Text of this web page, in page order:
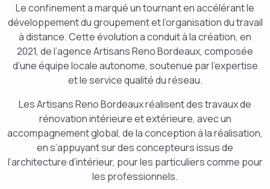
Le confinement a marqué un tournant en accélérant le
développement du groupement et l’organisation du travail
à distance. Cette évolution a conduit à la création, en
2021, de l’agence Artisans Reno Bordeaux, composée
d’une équipe locale autonome, soutenue par l’expertise
et le service qualité du réseau.
Les Artisans Reno Bordeaux réalisent des travaux de
rénovation intérieure et extérieure, avec un
accompagnement global, de la conception à la réalisation,
en s’appuyant sur des concepteurs issus de
l’architecture d’intérieur, pour les particuliers comme pour
les professionnels.